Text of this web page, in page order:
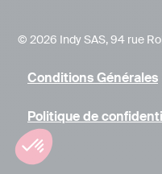
© 2026 Indy SAS, 94 rue
Conditions Générales
Politique de